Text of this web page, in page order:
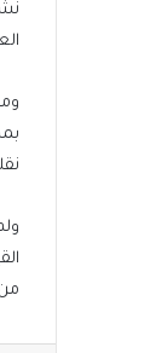
من